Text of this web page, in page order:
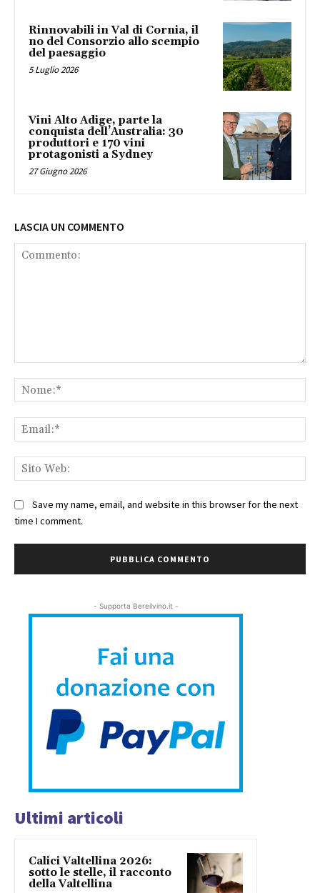
Rinnovabili in Val di Cornia, il
no del Consorzio allo scempio
del paesaggio
5 Luglio 2026
Vini Alto Adige, parte la
conquista dell’Australia: 30
produttori e 170 vini
protagonisti a Sydney
27 Giugno 2026
LASCIA UN COMMENTO
Save my name, email, and website in this browser for the next
time I comment.
- Supporta Bereilvino.it -
Ultimi articoli
Calici Valtellina 2026:
sotto le stelle, il racconto
della Valtellina